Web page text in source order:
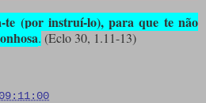
te (por instruí-lo), para que te não
. (Eclo 30, 1.11-13)
09:11:00